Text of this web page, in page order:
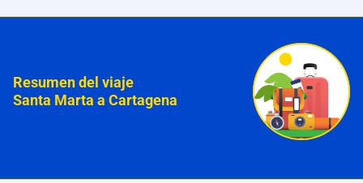
Resumen del viaje
Santa Marta a Cartagena